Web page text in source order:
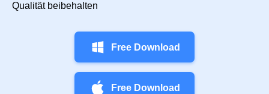
Qualität beibehalten
Free Download
Free Download